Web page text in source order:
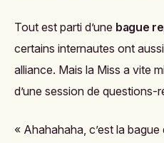
Tout est parti d’une bague
certains internautes ont
alliance. Mais la Miss a vite
d’une session de questions-
« Ahahahaha, c’est la bague